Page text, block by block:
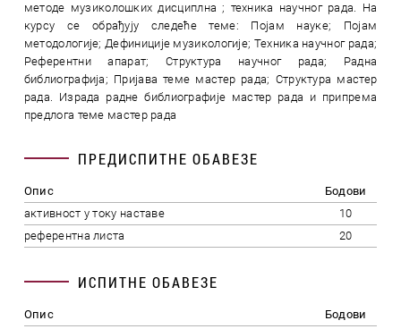
методе музиколошких дисциплна ; техника научног рада. На
курсу се обрађују следеће теме: Појам науке; Појам
методологије; Дефиниције музикологије; Техника научног рада;
Референтни апарат; Структура научног рада; Радна
библиографија; Пријава теме мастер рада; Структура мастер
рада. Израда радне библиографије мастер рада и припрема
предлога теме мастер рада
ПРЕДИСПИТНЕ ОБАВЕЗЕ
Опис
Бодови
активност у току наставе
10
референтна листа
20
ИСПИТНЕ ОБАВЕЗЕ
Опис
Бодови